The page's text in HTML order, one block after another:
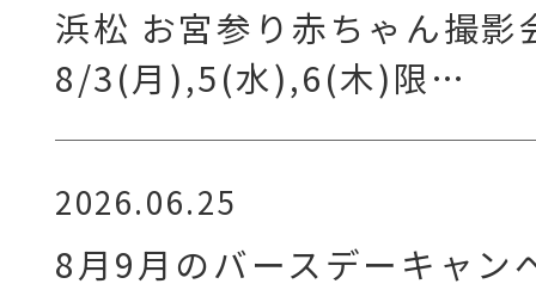
浜松 お宮参り赤ちゃん撮影
8/3(月),5(水),6(木)限…
2026.06.25
8月9月のバースデーキャン